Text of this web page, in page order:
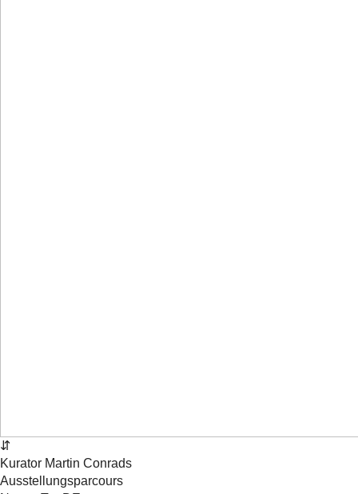
⇵
Kurator Martin Conrads
Ausstellungsparcours